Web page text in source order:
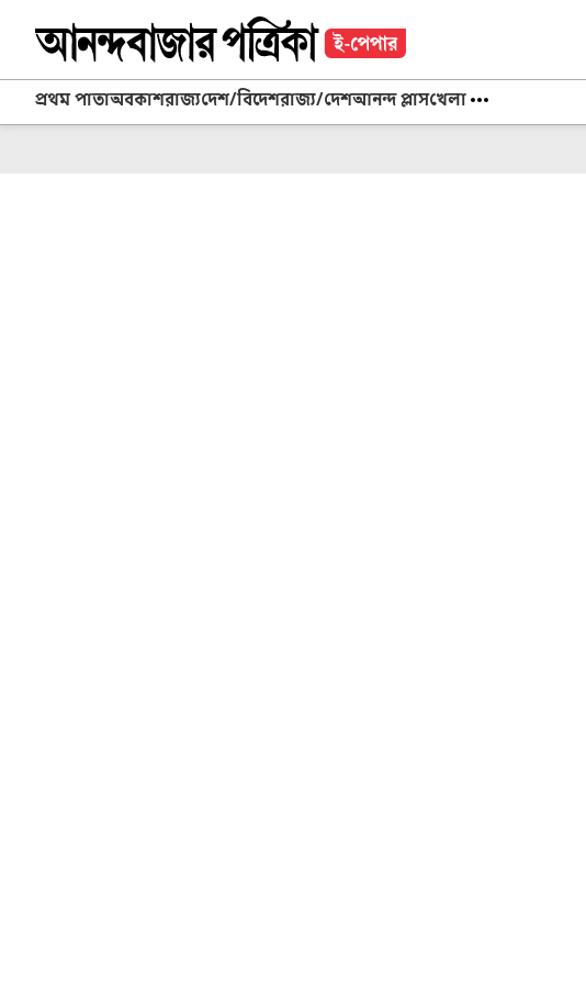
প্রথম পাতাঅবকাশরাজ্যদেশ/বিদেশরাজ্য/দেশআনন্দ প্লাসখেলা